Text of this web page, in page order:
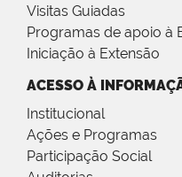
Visitas Guiadas
Programas de apoio à
Iniciação à Extensão
ACESSO À
Institucional
Ações e Programas
Participação Social